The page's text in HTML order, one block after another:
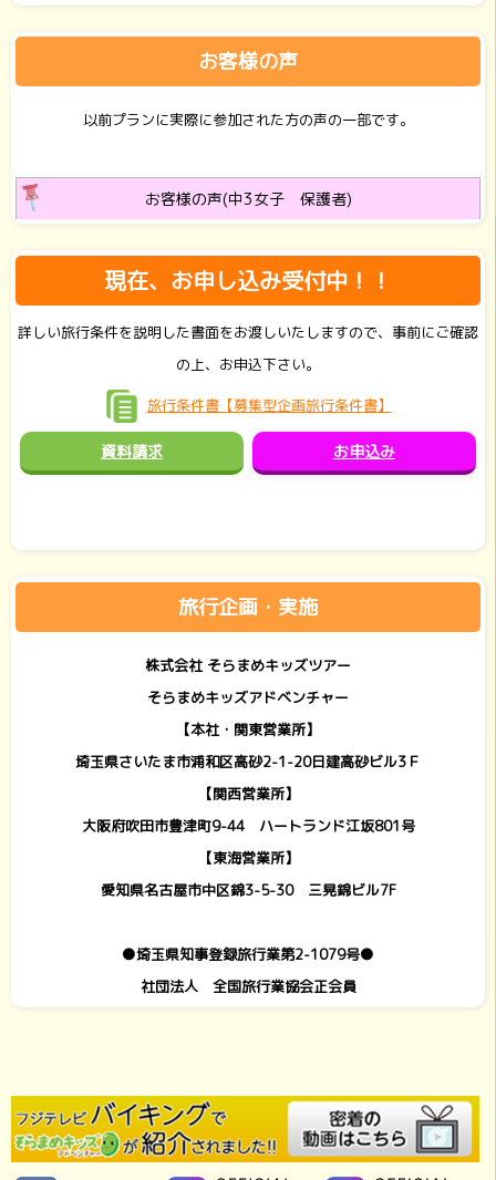
お客様の声
以前プランに実際に参加された方の声の一部です。
お客様の声(中3女子 保護者)
現在、お申し込み受付中！！
詳しい旅行条件を説明した書面をお渡しいたしますので、事前にご確認
の上、お申込下さい。
旅行条件書【募集型企画旅行条件書】
資料請求 お申込み
旅行企画・実施
株式会社 そらまめキッズツアー
そらまめキッズアドベンチャー
【本社・関東営業所】
埼玉県さいたま市浦和区高砂2-1-20日建高砂ビル3Ｆ
【関西営業所】
大阪府吹田市豊津町9-44 ハートランド江坂801号
【東海営業所】
愛知県名古屋市中区錦3-5-30 三晃錦ビル7F
●埼玉県知事登録旅行業第2-1079号●
社団法人 全国旅行業協会正会員